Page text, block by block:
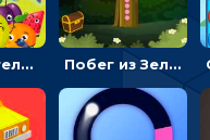
Разрушитель фруктов: стрелять ягодами по ананасам Побег из Зеленого парка: решай ребусы, чтобы выбраться на свободу